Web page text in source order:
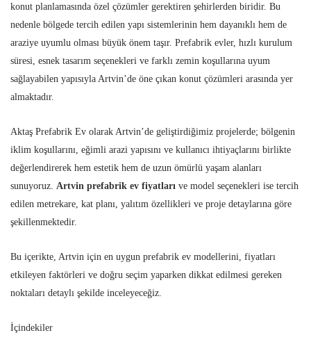
konut planlamasında özel çözümler gerektiren şehirlerden biridir. Bu
nedenle bölgede tercih edilen yapı sistemlerinin hem dayanıklı hem de
araziye uyumlu olması büyük önem taşır. Prefabrik evler, hızlı kurulum
süresi, esnek tasarım seçenekleri ve farklı zemin koşullarına uyum
sağlayabilen yapısıyla Artvin’de öne çıkan konut çözümleri arasında yer
almaktadır.
Aktaş Prefabrik Ev olarak Artvin’de geliştirdiğimiz projelerde; bölgenin
iklim koşullarını, eğimli arazi yapısını ve kullanıcı ihtiyaçlarını birlikte
değerlendirerek hem estetik hem de uzun ömürlü yaşam alanları
sunuyoruz. Artvin prefabrik ev fiyatları ve model seçenekleri ise tercih
edilen metrekare, kat planı, yalıtım özellikleri ve proje detaylarına göre
şekillenmektedir.
Bu içerikte, Artvin için en uygun prefabrik ev modellerini, fiyatları
etkileyen faktörleri ve doğru seçim yaparken dikkat edilmesi gereken
noktaları detaylı şekilde inceleyeceğiz.
İçindekiler